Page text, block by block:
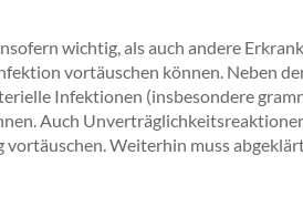
wichtig, als auch andere
vortäuschen können. Neben
Infektionen (insbesondere
Auch
Weiterhin muss